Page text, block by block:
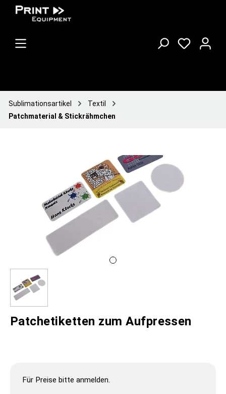
Sublimationsartikel
Textil
Patchmaterial & Stickrähmchen
Patchetiketten zum Aufpressen
Für Preise bitte anmelden.